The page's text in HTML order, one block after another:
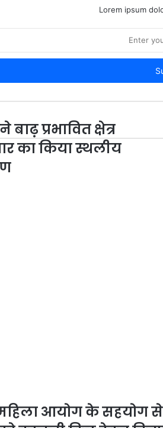
Lorem ipsum
प्रभावित क्षेत्र
का किया स्थलीय
महिला आयोग के